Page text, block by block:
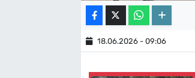
18.06.2026 - 09:06